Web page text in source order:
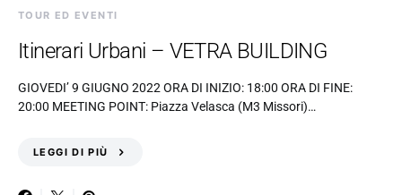
TOUR ED EVENTI
Itinerari Urbani – VETRA BUILDING
GIOVEDI’ 9 GIUGNO 2022 ORA DI INIZIO: 18:00 ORA DI FINE:
20:00 MEETING POINT: Piazza Velasca (M3 Missori)…
LEGGI DI PIÙ